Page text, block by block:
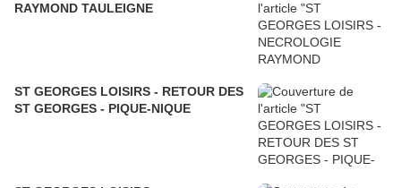
RAYMOND TAULEIGNE
ST GEORGES LOISIRS - RETOUR DES
ST GEORGES - PIQUE-NIQUE